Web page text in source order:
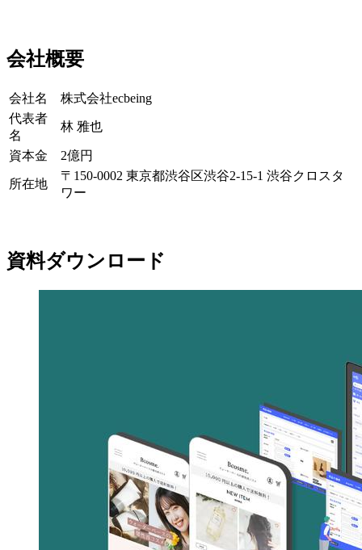
会社概要
会社名
株式会社ecbeing
代表者
名
林 雅也
資本金 2億円
所在地
〒150-0002 東京都渋谷区渋谷2-15-1 渋谷クロスタ
ワー
資料ダウンロード